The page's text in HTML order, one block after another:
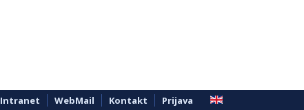
Intranet WebMail Kontakt Prijava